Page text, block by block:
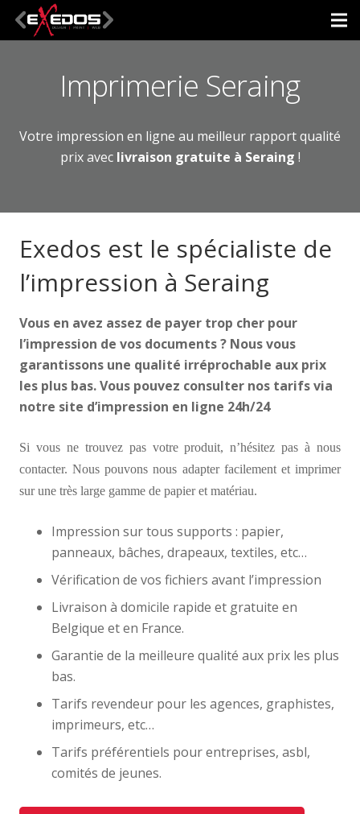
Imprimerie Seraing
Votre impression en ligne au meilleur rapport qualité
prix avec livraison gratuite à Seraing !
Exedos est le spécialiste de
l’impression à Seraing
Vous en avez assez de payer trop cher pour
l’impression de vos documents ? Nous vous
garantissons une qualité irréprochable aux prix
les plus bas. Vous pouvez consulter nos tarifs via
notre site d’impression en ligne 24h/24
Si vous ne trouvez pas votre produit, n’hésitez pas à nous
contacter. Nous pouvons nous adapter facilement et imprimer
sur une très large gamme de papier et matériau.
Impression sur tous supports : papier,
panneaux, bâches, drapeaux, textiles, etc…
Vérification de vos fichiers avant l’impression
Livraison à domicile rapide et gratuite en
Belgique et en France.
Garantie de la meilleure qualité aux prix les plus
bas.
Tarifs revendeur pour les agences, graphistes,
imprimeurs, etc…
Tarifs préférentiels pour entreprises, asbl,
comités de jeunes.